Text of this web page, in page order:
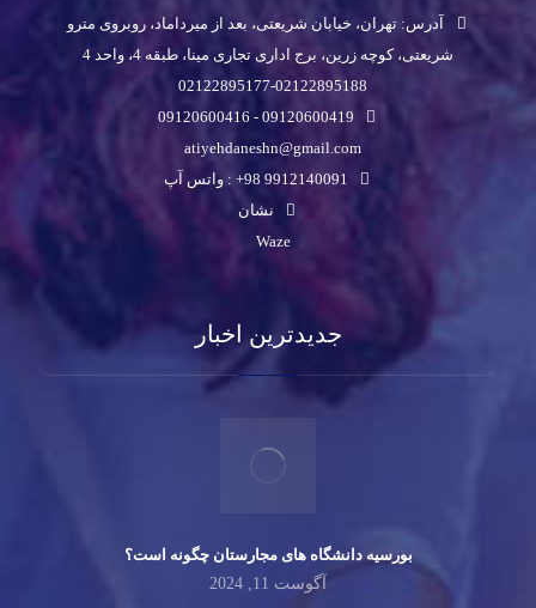
آدرس: تهران، خیابان شریعتی، بعد از میرداماد، روبروی مترو
شریعتی، کوچه زرین، برج اداری تجاری مینا، طبقه 4، واحد 4
02122895177-02122895188
09120600419 - 09120600416
atiyehdaneshn@gmail.com
9912140091 98+ : واتس آپ
نشان
Waze
جدیدترین اخبار
بورسیه دانشگاه های مجارستان چگونه است؟
آگوست 11, 2024